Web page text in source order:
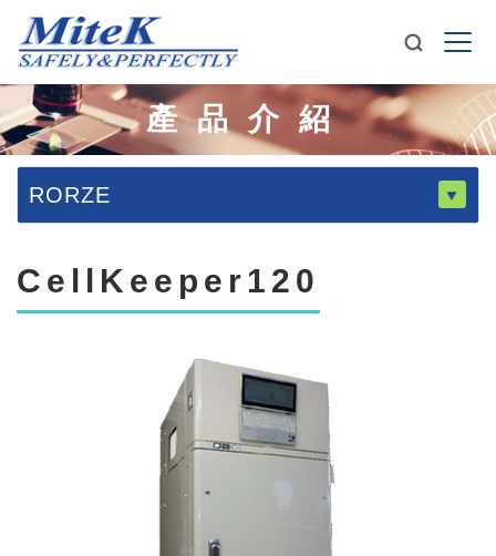
產品介紹
RORZE
CellKeeper120